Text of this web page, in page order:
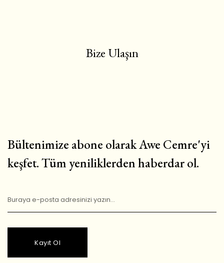
Bize Ulaşın
Bültenimize abone olarak Awe Cemre'yi
keşfet. Tüm yeniliklerden haberdar ol.
Kayıt Ol